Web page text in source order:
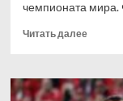
чемпионата мира.
Читать далее